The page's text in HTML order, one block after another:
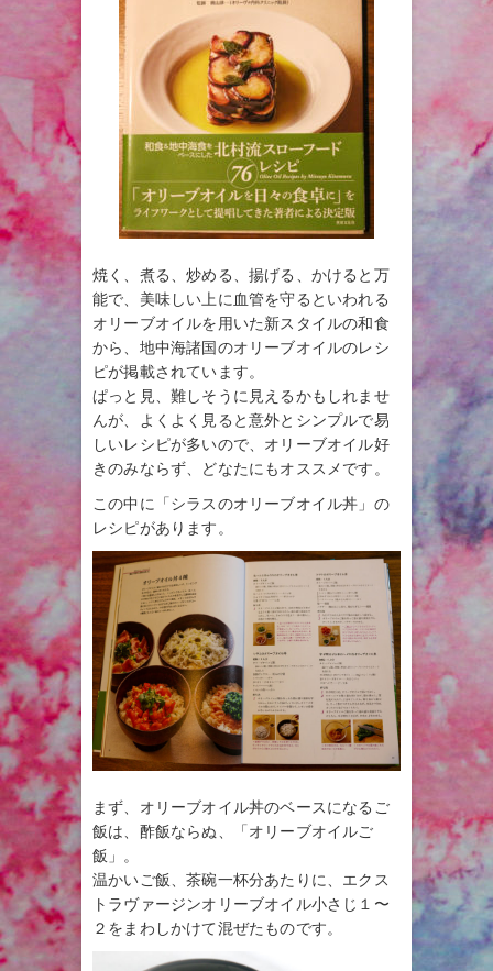
焼く、煮る、炒める、揚げる、かけると万
能で、美味しい上に血管を守るといわれる
オリーブオイルを用いた新スタイルの和食
から、地中海諸国のオリーブオイルのレシ
ピが掲載されています。
ぱっと見、難しそうに見えるかもしれませ
んが、よくよく見ると意外とシンプルで易
しいレシピが多いので、オリーブオイル好
きのみならず、どなたにもオススメです。
この中に「シラスのオリーブオイル丼」の
レシピがあります。
まず、オリーブオイル丼のベースになるご
飯は、酢飯ならぬ、「オリーブオイルご
飯」。
温かいご飯、茶碗一杯分あたりに、エクス
トラヴァージンオリーブオイル小さじ１〜
２をまわしかけて混ぜたものです。